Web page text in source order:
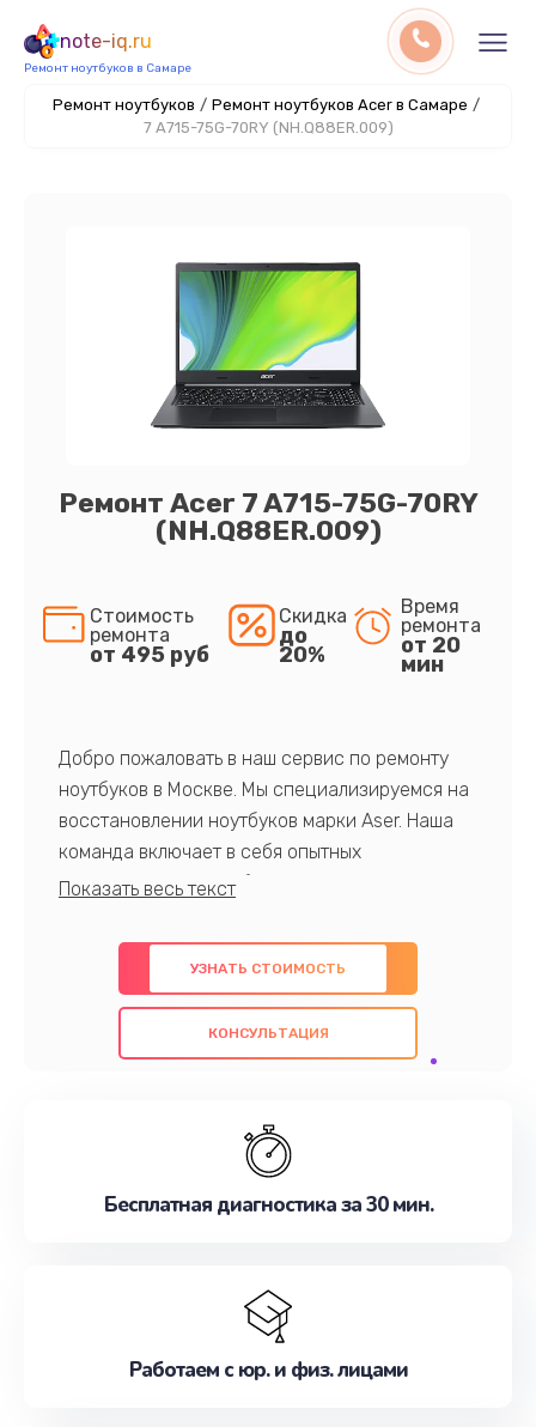
note-iq.ru
Ремонт ноутбуков в Самаре
Ремонт ноутбуков / Ремонт ноутбуков Acer в Самаре /
7 A715-75G-70RY (NH.Q88ER.009)
Ремонт Acer 7 A715-75G-70RY
(NH.Q88ER.009)
Стоимость
ремонта
от 495 руб
Скидка
до
20%
Время
ремонта
от 20
мин
Добро пожаловать в наш сервис по ремонту
ноутбуков в Москве. Мы специализируемся на
восстановлении ноутбуков марки Aser. Наша
команда включает в себя опытных
профессионалов с обширными знаниями и
предлагаем быстрый и качественный ремонт с
использованием оригинальных компонентов, а
также гарантируем качество всех
проведенных работ. Наша цель - предоставить
наилучшим образом. Не медлите записаться на
УЗНАТЬ СТОИМОСТЬ
КОНСУЛЬТАЦИЯ
Бесплатная диагностика за 30 мин.
Работаем с юр. и физ. лицами